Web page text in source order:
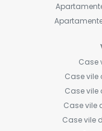
Case
Case vile
Case vile
Case vile
Case vile